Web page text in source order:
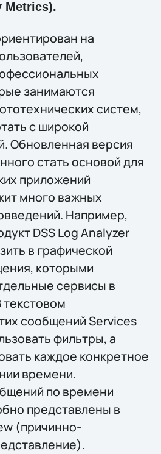
Metrics).
на
занимаются
систем,
с широкой
Обновленная версия
стать основой для
приложений
много важных
Например,
DSS Log Analyzer
в графической
которыми
сервисы в
сообщений Services
фильтры, а
каждое конкретное
времени.
по времени
представлены в
(причинно-